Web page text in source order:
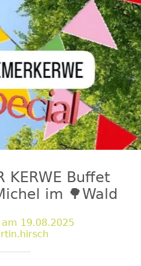
KERWE Buffet
im 🌳Wald
19.08.2025